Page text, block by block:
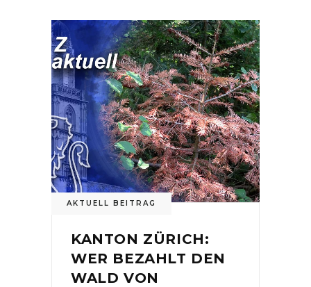
AKTUELL BEITRAG
KANTON ZÜRICH:
WER BEZAHLT DEN
WALD VON